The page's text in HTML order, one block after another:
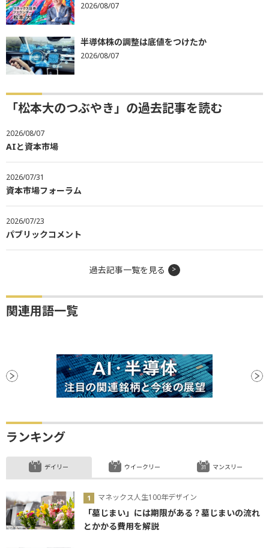
2026/08/07
半導体株の調整は底値をつけたか
2026/08/07
「松本大のつぶやき」の過去記事を読む
2026/08/07
AIと資本市場
2026/07/31
資本市場フォーラム
2026/07/23
パブリックコメント
過去記事一覧を見る
関連用語一覧
ランキング
デイリー
マネックス人生100年デザイン
「墓じまい」には期限がある？墓じまいの流れ
とかかる費用を解説
ウイークリー マンスリー